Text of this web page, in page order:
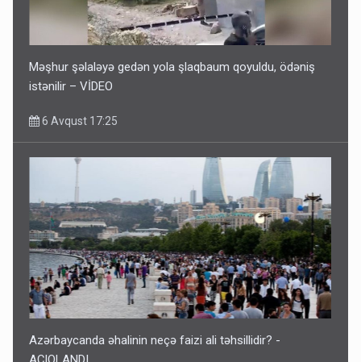
Məşhur şəlaləyə gedən yola şlaqbaum qoyuldu, ödəniş
istənilir – VİDEO
6 Avqust 17:25
Azərbaycanda əhalinin neçə faizi ali təhsillidir? -